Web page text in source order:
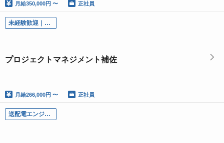
月給350,000円 〜 正社員
未経験歓迎｜補佐業務からスタート
プロジェクトマネジメント補佐
月給266,000円 〜 正社員
送配電エンジニア・電力会社折衝担当